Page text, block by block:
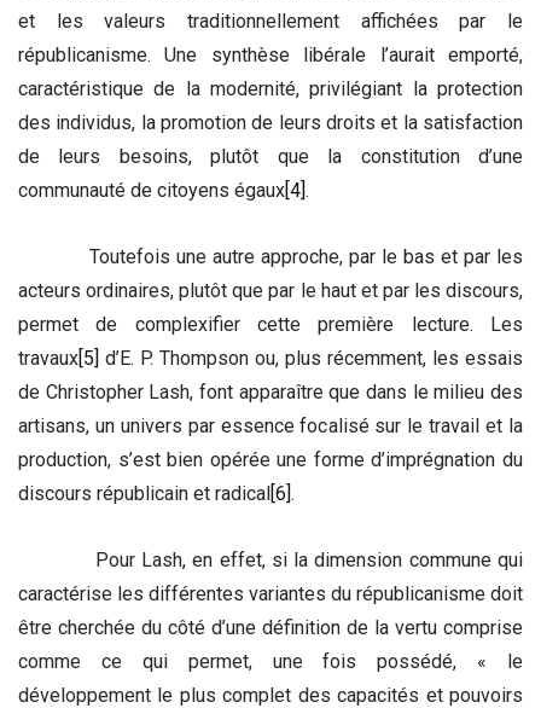
et les valeurs traditionnellement affichées par le
républicanisme. Une synthèse libérale l’aurait emporté,
caractéristique de la modernité, privilégiant la protection
des individus, la promotion de leurs droits et la satisfaction
de leurs besoins, plutôt que la constitution d’une
communauté de citoyens égaux[4].
Toutefois une autre approche, par le bas et par les
acteurs ordinaires, plutôt que par le haut et par les discours,
permet de complexifier cette première lecture. Les
travaux[5] d’E. P. Thompson ou, plus récemment, les essais
de Christopher Lash, font apparaître que dans le milieu des
artisans, un univers par essence focalisé sur le travail et la
production, s’est bien opérée une forme d’imprégnation du
discours républicain et radical[6].
Pour Lash, en effet, si la dimension commune qui
caractérise les différentes variantes du républicanisme doit
être cherchée du côté d’une définition de la vertu comprise
comme ce qui permet, une fois possédé, « le
développement le plus complet des capacités et pouvoirs